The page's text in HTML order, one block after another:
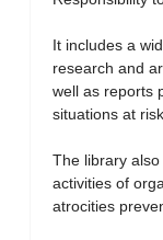
It includes a
research and
well as reports
situations at risk.
The library
activities of
atrocities